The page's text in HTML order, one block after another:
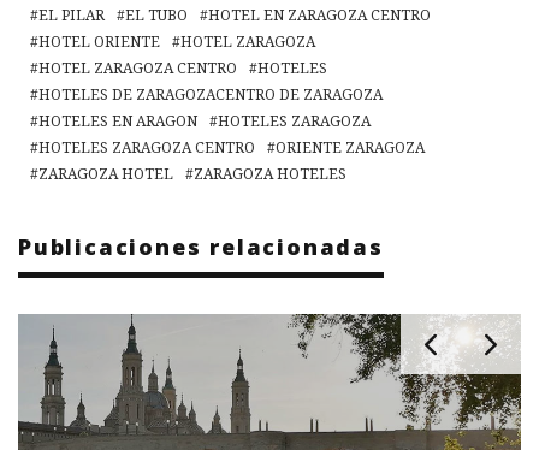
EL PILAR
EL TUBO
HOTEL EN ZARAGOZA CENTRO
HOTEL ORIENTE
HOTEL ZARAGOZA
HOTEL ZARAGOZA CENTRO
HOTELES
HOTELES DE ZARAGOZACENTRO DE ZARAGOZA
HOTELES EN ARAGON
HOTELES ZARAGOZA
HOTELES ZARAGOZA CENTRO
ORIENTE ZARAGOZA
ZARAGOZA HOTEL
ZARAGOZA HOTELES
Publicaciones relacionadas